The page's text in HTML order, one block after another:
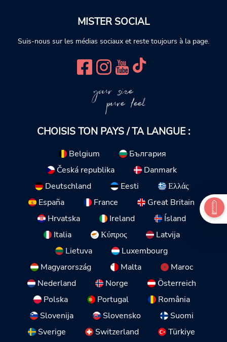
MISTER SOCIAL
Suis-nous sur les médias sociaux et reste toujours à la page.
your size
pure feel
CHOISIS TON PAYS / TA LANGUE :
Belgium
България
Česká republika
Danmark
Deutschland
Eesti
Ελλάς
España
France
Great Britain
Hrvatska
Ireland
Ísland
Italia
Κύπρος
Latvija
Lietuva
Luxembourg
Magyarország
Malta
Maroc
Nederland
Norge
Österreich
Polska
Portugal
România
Slovenija
Slovensko
Suomi
Sverige
Switzerland Türkiye